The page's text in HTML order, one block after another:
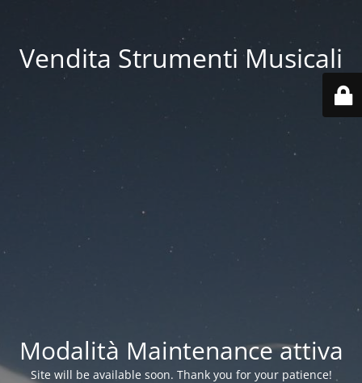
Vendita Strumenti Musicali
Modalità Maintenance attiva
Site will be available soon. Thank you for your patience!